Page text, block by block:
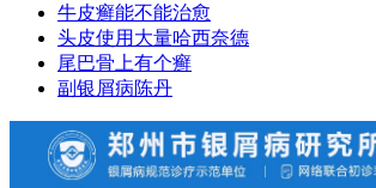
牛皮癣能不能治愈
头皮使用大量哈西奈德
尾巴骨上有个癣
副银屑病陈丹